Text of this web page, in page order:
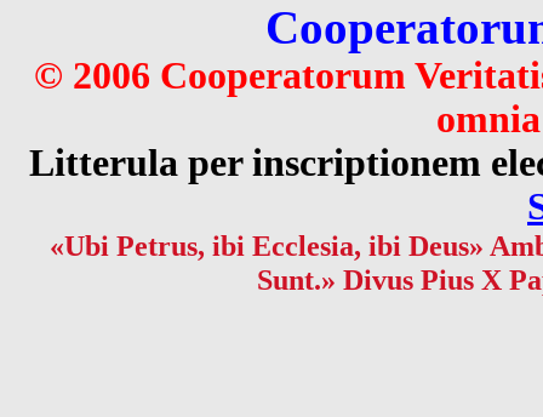
© 2006 Cooperatorum
Litterula per inscriptionem
«Ubi Petrus, ibi Ecclesia, ibi Deus»
Sunt.» Divus Pius X